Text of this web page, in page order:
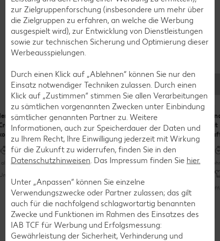
Rezepte
Das kannst du mit Rindersteak zubereiten
60 Minuten
Rindersteaks mit
Chimichurri und
Fächerkartoffeln
Bis zu 60 Minuten
Teriyaki-
Hüftsteak mit
selbstgemachten
Coleslaw
mit
Noch mehr Rezepte entdecken
zur Zielgruppenforschung (insbesondere um mehr über
die Zielgruppen zu erfahren, an welche die Werbung
ausgespielt wird), zur Entwicklung von Dienstleistungen
sowie zur technischen Sicherung und Optimierung dieser
Werbeausspielungen.
Durch einen Klick auf „Ablehnen“ können Sie nur den
Einsatz notwendiger Techniken zulassen. Durch einen
Klick auf „Zustimmen“ stimmen Sie allen Verarbeitungen
zu sämtlichen vorgenannten Zwecken unter Einbindung
sämtlicher genannten Partner zu. Weitere
Informationen, auch zur Speicherdauer der Daten und
zu Ihrem Recht, Ihre Einwilligung jederzeit mit Wirkung
für die Zukunft zu widerrufen, finden Sie in den
Datenschutzhinweisen. Das Impressum finden Sie hier.
Unter „Anpassen“ können Sie einzelne
Verwendungszwecke oder Partner zulassen; das gilt
auch für die nachfolgend schlagwortartig benannten
Zwecke und Funktionen im Rahmen des Einsatzes des
IAB TCF für Werbung und Erfolgsmessung:
Gewährleistung der Sicherheit, Verhinderung und